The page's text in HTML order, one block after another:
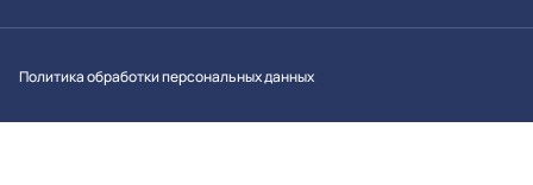
Политика обработки персональных данных